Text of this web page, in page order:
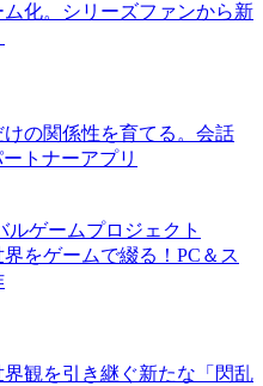
ム化。シリーズファンから新
の関係性を育てる。会話
トナーアプリ
ルゲームプロジェクト
をゲームで綴る！PC＆ス
界観を引き継ぐ新たな「閃乱